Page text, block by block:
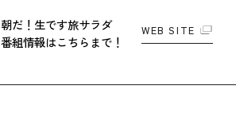
朝だ！生です旅サラダ
番組情報はこちらまで！
WEB SITE